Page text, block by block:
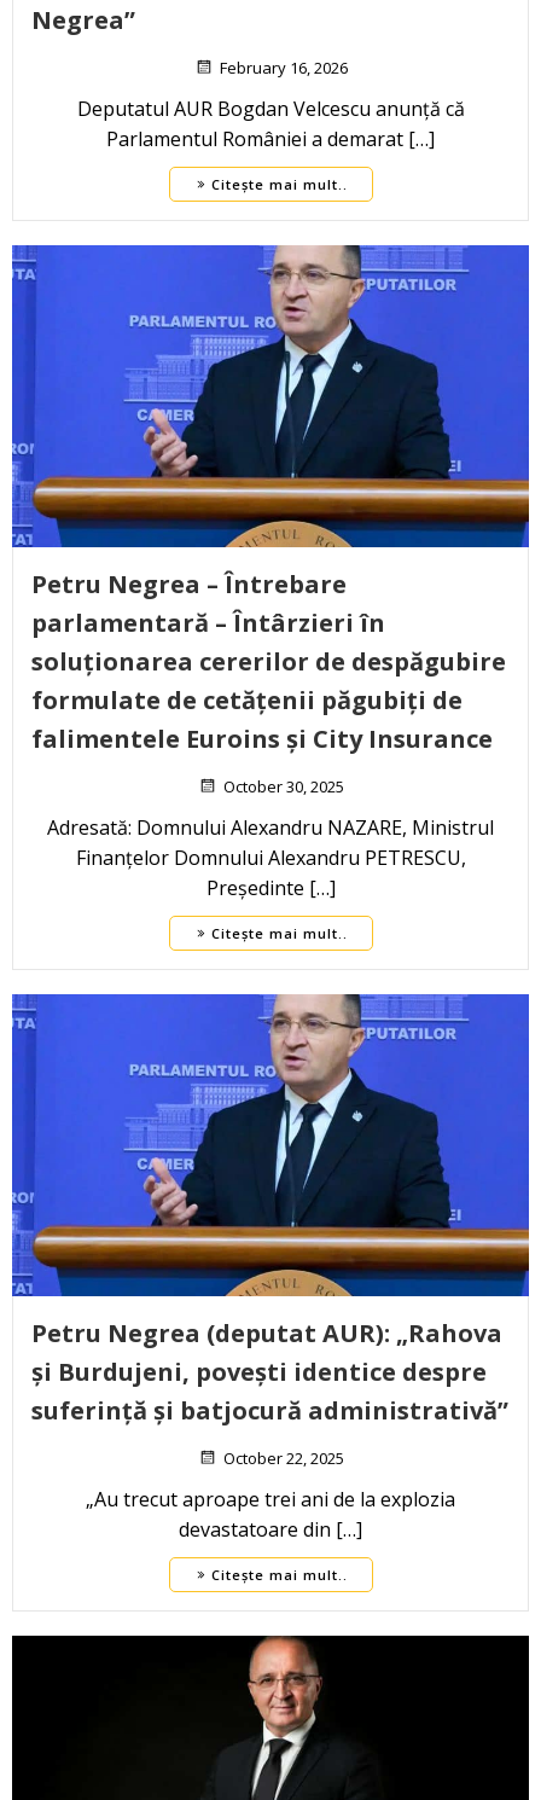
Negrea”
February 16, 2026
Deputatul AUR Bogdan Velcescu anunță că
Parlamentul României a demarat […]
Citește mai mult..
Petru Negrea – Întrebare
parlamentară – Întârzieri în
soluționarea cererilor de despăgubire
formulate de cetățenii păgubiți de
falimentele Euroins și City Insurance
October 30, 2025
Adresată: Domnului Alexandru NAZARE, Ministrul
Finanțelor Domnului Alexandru PETRESCU,
Președinte […]
Citește mai mult..
Petru Negrea (deputat AUR): „Rahova
și Burdujeni, povești identice despre
suferință și batjocură administrativă”
October 22, 2025
„Au trecut aproape trei ani de la explozia
devastatoare din […]
Citește mai mult..